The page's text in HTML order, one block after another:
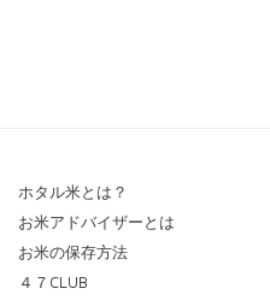
ホタル米とは？
お米アドバイザーとは
お米の保存方法
４７CLUB